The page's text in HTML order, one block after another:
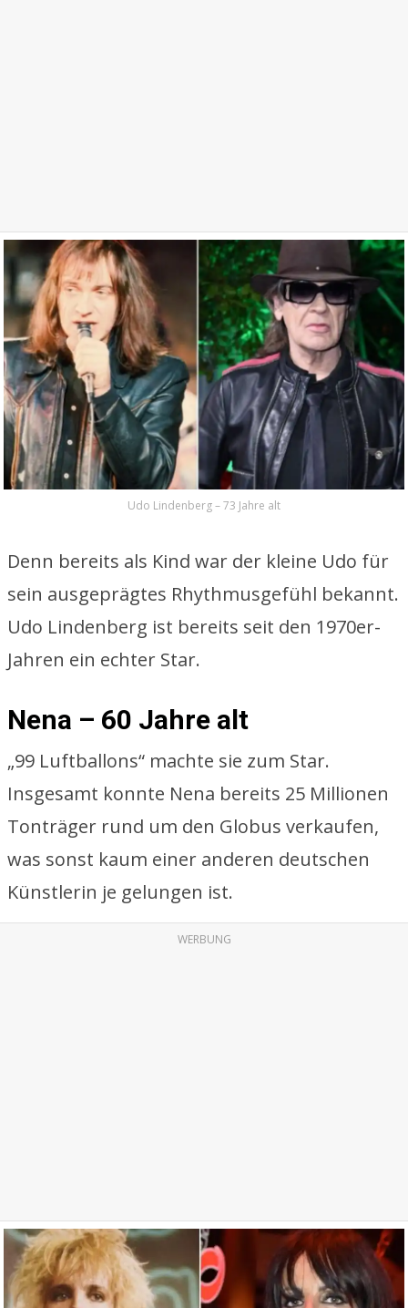
Udo Lindenberg – 73 Jahre alt
Denn bereits als Kind war der kleine Udo für
sein ausgeprägtes Rhythmusgefühl bekannt.
Udo Lindenberg ist bereits seit den 1970er-
Jahren ein echter Star.
Nena – 60 Jahre alt
„99 Luftballons“ machte sie zum Star.
Insgesamt konnte Nena bereits 25 Millionen
Tonträger rund um den Globus verkaufen,
was sonst kaum einer anderen deutschen
Künstlerin je gelungen ist.
WERBUNG